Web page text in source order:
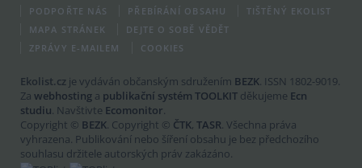
PODPOŘTE NÁS
PŘEBÍRÁNÍ OBSAHU
TIŠTĚNÝ EKOLIST
MAPA STRÁNEK
DEJTE O SOBĚ VĚDĚT
ZPRÁVY E-MAILEM
COOKIES
Ekolist.cz je vydáván občanským sdružením BEZK. ISSN 1802-9019.
Za webhosting a publikační systém TOOLKIT děkujeme Ecn
studiu. Navštivte Ecomonitor.
Copyright © BEZK. Copyright © ČTK, TASR. Všechna práva
vyhrazena. Publikování nebo šíření obsahu je bez předchozího
souhlasu držitele autorských práv zakázáno.